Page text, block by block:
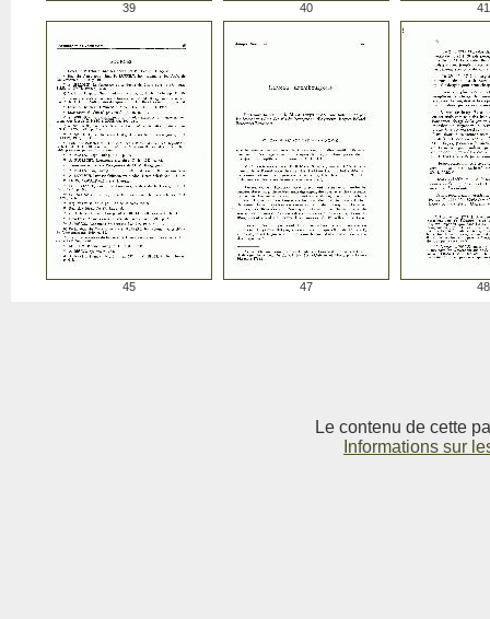
39 40 41
45 47 48
Le contenu de cette
Informations sur